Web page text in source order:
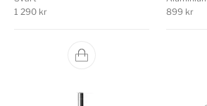
1 290 kr
899 kr